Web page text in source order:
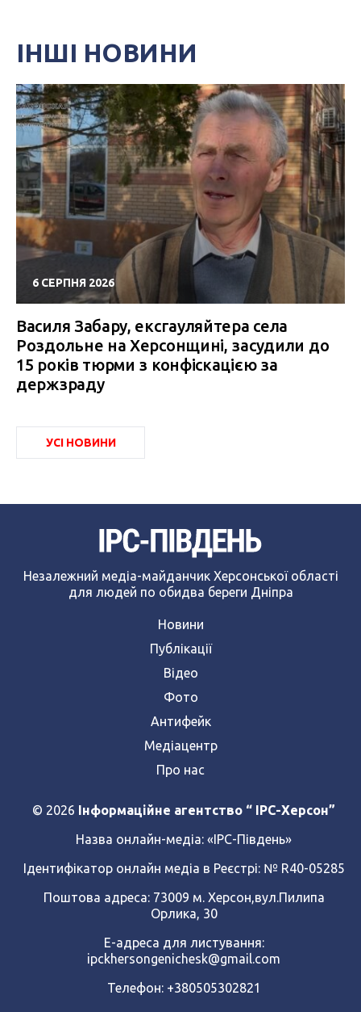
ІНШІ НОВИНИ
6 СЕРПНЯ 2026
Василя Забару, ексгауляйтера села
Роздольне на Херсонщині, засудили до
15 років тюрми з конфіскацією за
держзраду
УСІ НОВИНИ
Незалежний медіа-майданчик Херсонської області
для людей по обидва береги Дніпра
Новини
Публікації
Відео
Фото
Антифейк
Медіацентр
Про нас
© 2026 Інформаційне агентство “ IPC-Херсон”
Назва онлайн-медіа: «ІРС-Південь»
Ідентифікатор онлайн медіа в Реєстрі: № R40-05285
Поштова адреса: 73009 м. Херсон,вул.Пилипа
Орлика, 30
Е-адреса для листування:
ipckhersongenichesk@gmail.com
Телефон: +380505302821